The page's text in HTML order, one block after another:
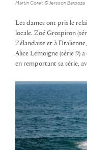
Martin Coret © Jersson Barboza
Les dames ont pris le
locale. Zoé Grospiron
Zélandaise et à
Alice Lemoigne (série 9)
en remportant sa série,